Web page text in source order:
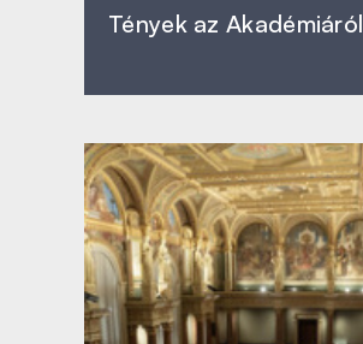
Tények az Akadémiáról